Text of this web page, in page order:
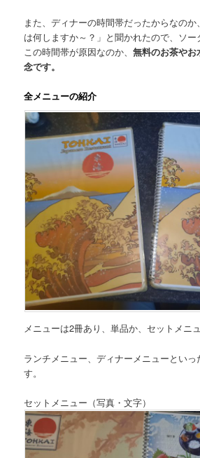
また、ディナーの時間帯だったからなの
は何しますか～？」と聞かれたので、ソー
この時間帯が原因なのか、無料のお茶や
念です。
全メニューの紹介
メニューは2冊あり、単品か、セットメニュ
ランチメニュー、ディナーメニューとい
す。
セットメニュー（写真・文字）